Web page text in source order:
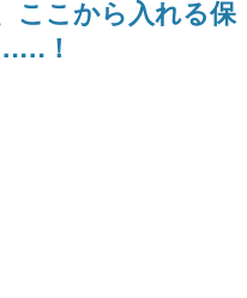
へのインタビューや識者による
が一望できる決定版！
ここから入れる保
！